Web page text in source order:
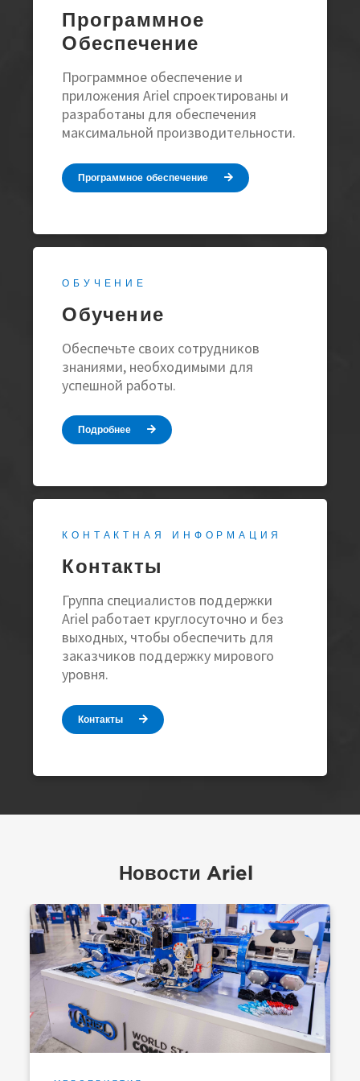
Программное
Обеспечение
Программное обеспечение и
приложения Ariel спроектированы и
разработаны для обеспечения
максимальной производительности.
Программное обеспечение
Обучение
ОБУЧЕНИЕ
Обеспечьте своих сотрудников
знаниями, необходимыми для
успешной работы.
Подробнее
Контакты
КОНТАКТНАЯ ИНФОРМАЦИЯ
Группа специалистов поддержки
Ariel работает круглосуточно и без
выходных, чтобы обеспечить для
заказчиков поддержку мирового
уровня.
Контакты
Новости Ariel